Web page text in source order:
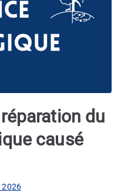
du
causé
2026